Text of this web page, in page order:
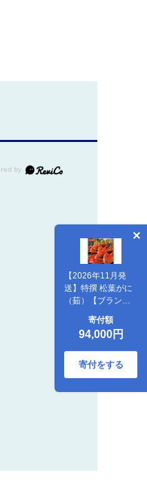
【2026年11月発
送】特撰 松葉がに
（茹）【ブランド
タグ付き】400g超
のサイズ 3杯
寄付額
94,000円
寄付をする